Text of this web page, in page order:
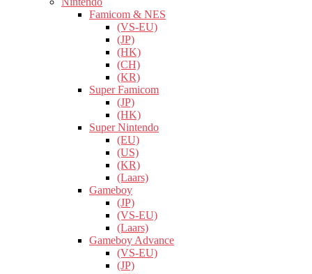
Famicom & NES
(VS-EU)
(JP)
(HK)
(CH)
(KR)
Super Famicom
(JP)
(HK)
Super Nintendo
(EU)
(US)
(KR)
(Laars)
Gameboy
(JP)
(VS-EU)
(Laars)
Gameboy Advance
(VS-EU)
(JP)